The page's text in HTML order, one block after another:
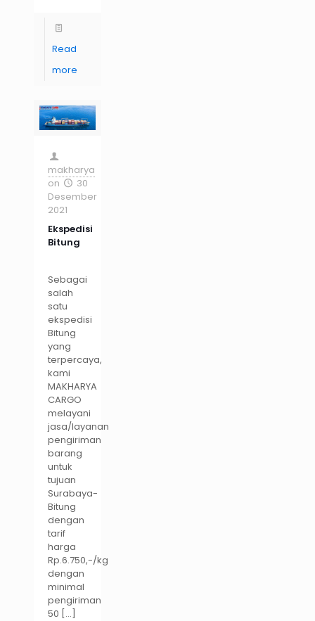
Read
more
makharya
on
30
Desember
2021
Ekspedisi
Bitung
Sebagai
salah
satu
ekspedisi
Bitung
yang
terpercaya,
kami
MAKHARYA
CARGO
melayani
jasa/layanan
pengiriman
barang
untuk
tujuan
Surabaya-
Bitung
dengan
tarif
harga
Rp.6.750,-/kg
dengan
minimal
pengiriman
50 […]